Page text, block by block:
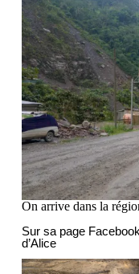
On arrive dans la
Sur sa page
d’Alice